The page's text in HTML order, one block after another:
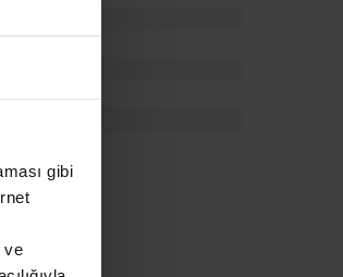
gibi
ve